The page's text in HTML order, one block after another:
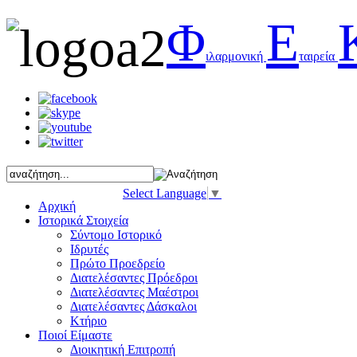
Φιλαρμονική Εταιρεία
Select Language ▼
Αρχική
Ιστορικά Στοιχεία
Σύντομο Ιστορικό
Ιδρυτές
Πρώτο Προεδρείο
Διατελέσαντες Πρόεδροι
Διατελέσαντες Μαέστροι
Διατελέσαντες Δάσκαλοι
Κτήριο
Ποιοί Είμαστε
Διοικητική Επιτροπή